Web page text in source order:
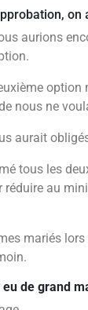
aurions
nous ne
aurait
tous les
réduire au
mariés
eu de grand